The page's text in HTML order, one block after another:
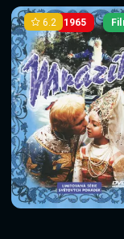
1965
Sledovat
nyní
6.2
Sledovat nyní